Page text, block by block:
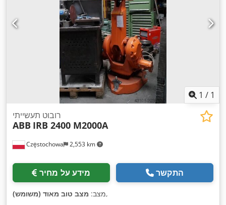
1 / 1
Częstochowa 2,553 km
רובוט תעשייתי
ABB IRB 2400 M2000A
מידע על מחיר התקשר
מצב: מצב טוב מאוד (משומש) ,